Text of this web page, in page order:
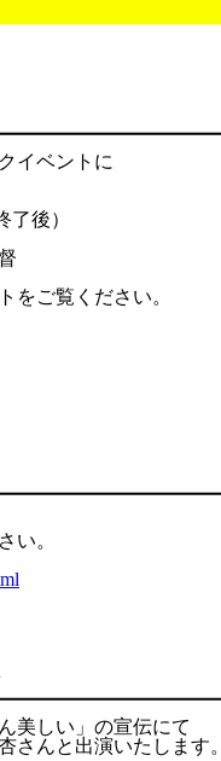
イベントに
了後）
をご覧ください。
い。
美しい」の宣伝にて
さんと出演いたします。